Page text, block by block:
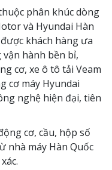
phân khúc dòng
và Hyundai Hàn
khách hàng ưa
hành bền bỉ,
cơ, xe ô tô tải Veam
cơ máy Hyundai
nghệ hiện đại, tiên
cơ, cầu, hộp số
nhà máy Hàn Quốc